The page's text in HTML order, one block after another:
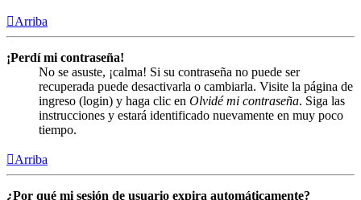
Arriba
¡Perdí mi contraseña!
No se asuste, ¡calma! Si su contraseña no puede ser
recuperada puede desactivarla o cambiarla. Visite la página de
ingreso (login) y haga clic en Olvidé mi contraseña. Siga las
instrucciones y estará identificado nuevamente en muy poco
tiempo.
Arriba
¿Por qué mi sesión de usuario expira automáticamente?